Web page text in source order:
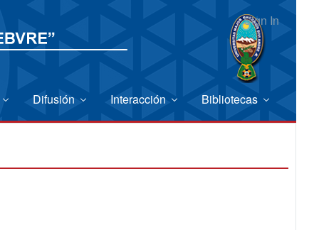
Sign In
Difusión Interacción Bibliotecas